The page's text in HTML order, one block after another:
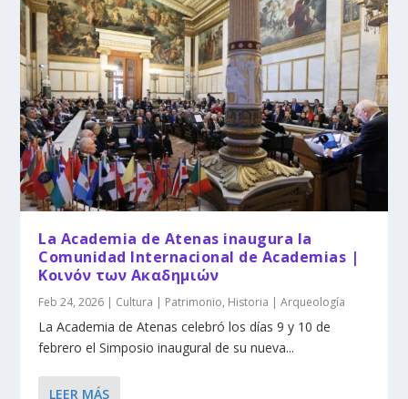
La Academia de Atenas inaugura la
Comunidad Internacional de Academias |
Κοινόν των Ακαδημιών
Feb 24, 2026 | Cultura | Patrimonio, Historia | Arqueología
La Academia de Atenas celebró los días 9 y 10 de
febrero el Simposio inaugural de su nueva...
LEER MÁS